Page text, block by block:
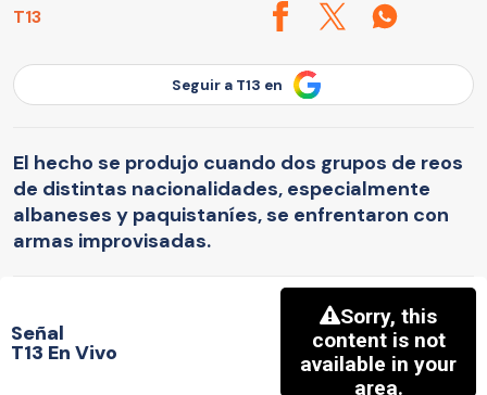
T13
Seguir a T13 en
El hecho se produjo cuando dos grupos de reos
de distintas nacionalidades, especialmente
albaneses y paquistaníes, se enfrentaron con
armas improvisadas.
Señal
T13 En Vivo